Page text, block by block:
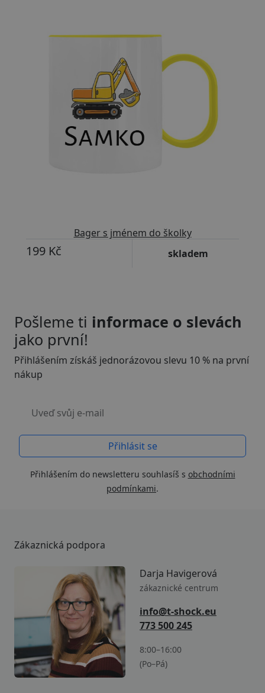
Bager s jménem do školky
199 Kč skladem
Pošleme ti informace o slevách
jako první!
Přihlášením získáš jednorázovou slevu 10 % na první
nákup
Uveď svůj e-mail
Přihlášením do newsletteru souhlasíš s obchodními
podmínkami.
Zákaznická podpora
Darja Havigerová
zákaznické centrum
info@t-shock.eu
773 500 245
8:00–16:00
(Po–Pá)